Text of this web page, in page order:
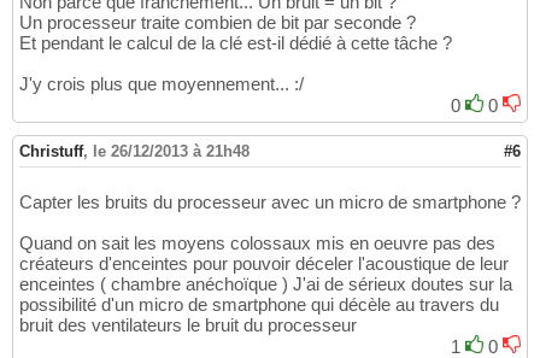
Un processeur traite combien de bit par seconde ?
Et pendant le calcul de la clé est-il dédié à cette tâche ?
J'y crois plus que moyennement... :/
0
0
Christuff, le 26/12/2013 à 21h48 #6
Capter les bruits du processeur avec un micro de smartphone ?
Quand on sait les moyens colossaux mis en oeuvre pas des
créateurs d'enceintes pour pouvoir déceler l'acoustique de leur
enceintes ( chambre anéchoïque ) J'ai de sérieux doutes sur la
possibilité d'un micro de smartphone qui décèle au travers du
bruit des ventilateurs le bruit du processeur
1
0